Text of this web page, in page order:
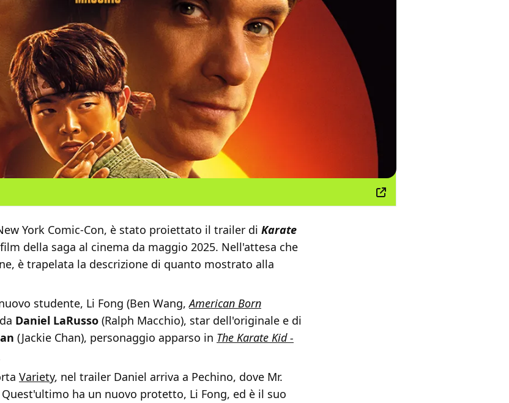
York Comic-Con, è stato proiettato il trailer di Karate
della saga al cinema da maggio 2025. Nell'attesa che
è trapelata la descrizione di quanto mostrato alla
studente, Li Fong (Ben Wang, American Born
Daniel LaRusso (Ralph Macchio), star dell'originale e di
(Jackie Chan), personaggio apparso in The Karate Kid -
Variety, nel trailer Daniel arriva a Pechino, dove Mr.
ha un nuovo protetto, Li Fong, ed è il suo